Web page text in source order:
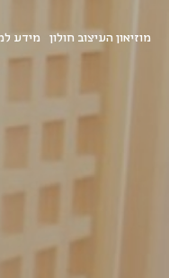
מוזיאון העיצוב חולון מידע